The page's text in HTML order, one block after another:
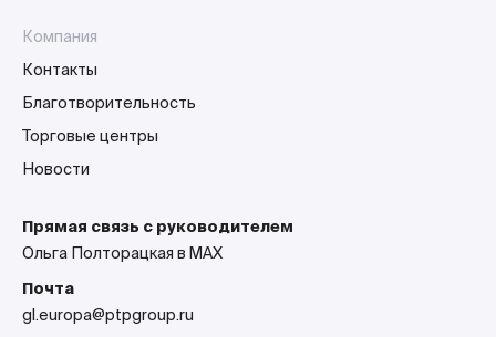
Компания
Контакты
Благотворительность
Торговые центры
Новости
Прямая связь с руководителем
Ольга Полторацкая в MAX
Почта
gl.europa@ptpgroup.ru